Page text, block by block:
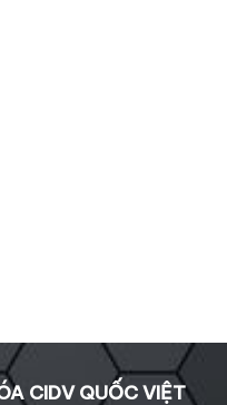
CIDV QUỐC VIỆT